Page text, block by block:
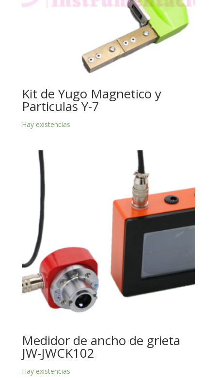
Kit de Yugo Magnetico y
Particulas Y-7
Hay existencias
Medidor de ancho de grieta
JW-JWCK102
Hay existencias